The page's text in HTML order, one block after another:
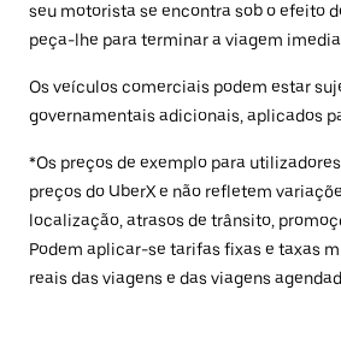
seu motorista se encontra sob o efeito
peça-lhe para terminar a viagem
Os veículos comerciais podem estar
governamentais adicionais, aplicados
*Os preços de exemplo para
preços do UberX e não refletem
localização, atrasos de trânsito,
Podem aplicar-se tarifas fixas e taxas
reais das viagens e das viagens